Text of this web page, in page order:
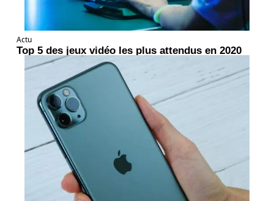
Actu
Top 5 des jeux vidéo les plus attendus en 2020